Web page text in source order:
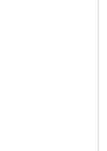
вот так… :)